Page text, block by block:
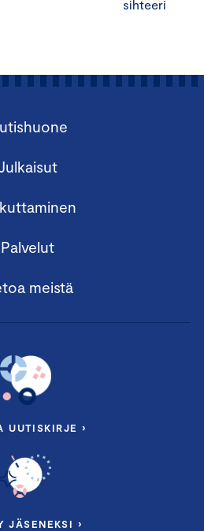
sihteeri
Palvelut
meistä
UUTISKIRJE ›
JÄSENEKSI ›